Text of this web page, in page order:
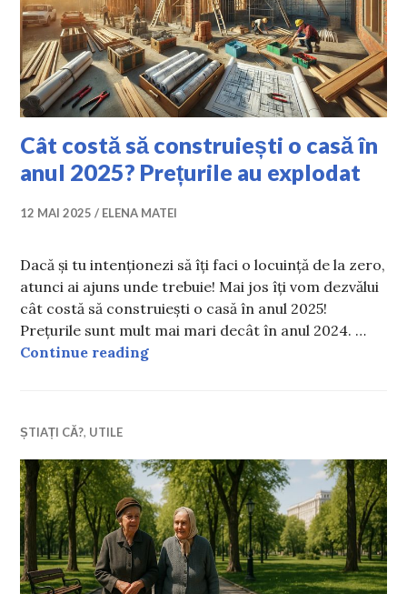
Cât costă să construiești o casă în
anul 2025? Prețurile au explodat
12 MAI 2025 ELENA MATEI
Dacă și tu intenționezi să îți faci o locuință de la zero,
atunci ai ajuns unde trebuie! Mai jos îți vom dezvălui
cât costă să construiești o casă în anul 2025!
Prețurile sunt mult mai mari decât în anul 2024. …
Continue readingCât costă să construiești o casă în
ȘTIAȚI CĂ?, UTILE